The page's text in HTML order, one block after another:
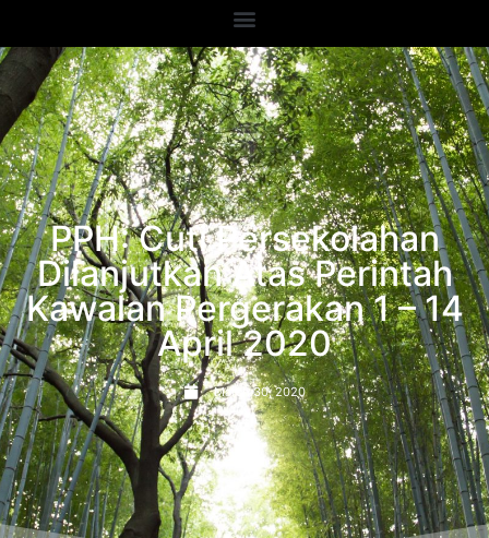
PPH: Cuti Persekolahan
Dilanjutkan Atas Perintah
Kawalan Pergerakan 1 – 14
April 2020
March 30, 2020